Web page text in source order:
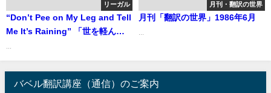
リーガル
“Don’t Pee on My Leg and Tell
Me It’s Raining” 「世を軽んじ
月刊・翻訳の世界
月刊「翻訳の世界」1986年6月
バベル翻訳講座（通信）のご案内